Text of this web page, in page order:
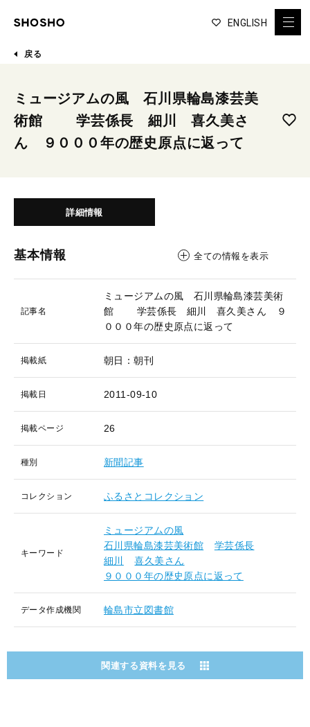
ENGLISH
戻る
ミュージアムの風 石川県輪島漆芸美
術館 学芸係長 細川 喜久美さ
ん ９０００年の歴史原点に返って
詳細情報
基本情報 全ての情報を表示
記事名
ミュージアムの風 石川県輪島漆芸美術
館 学芸係長 細川 喜久美さん ９
０００年の歴史原点に返って
掲載紙 朝日：朝刊
掲載日 2011-09-10
掲載ページ 26
種別 新聞記事
コレクション ふるさとコレクション
キーワード
ミュージアムの風
石川県輪島漆芸美術館
学芸係長
細川
喜久美さん
９０００年の歴史原点に返って
データ作成機関 輪島市立図書館
関連する資料を見る